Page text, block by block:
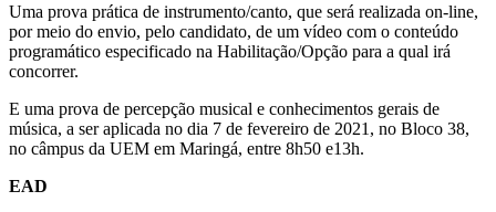
Uma prova prática de instrumento/canto, que será realizada on-line,
por meio do envio, pelo candidato, de um vídeo com o conteúdo
programático especificado na Habilitação/Opção para a qual irá
concorrer.
E uma prova de percepção musical e conhecimentos gerais de
música, a ser aplicada no dia 7 de fevereiro de 2021, no Bloco 38,
no câmpus da UEM em Maringá, entre 8h50 e13h.
EAD